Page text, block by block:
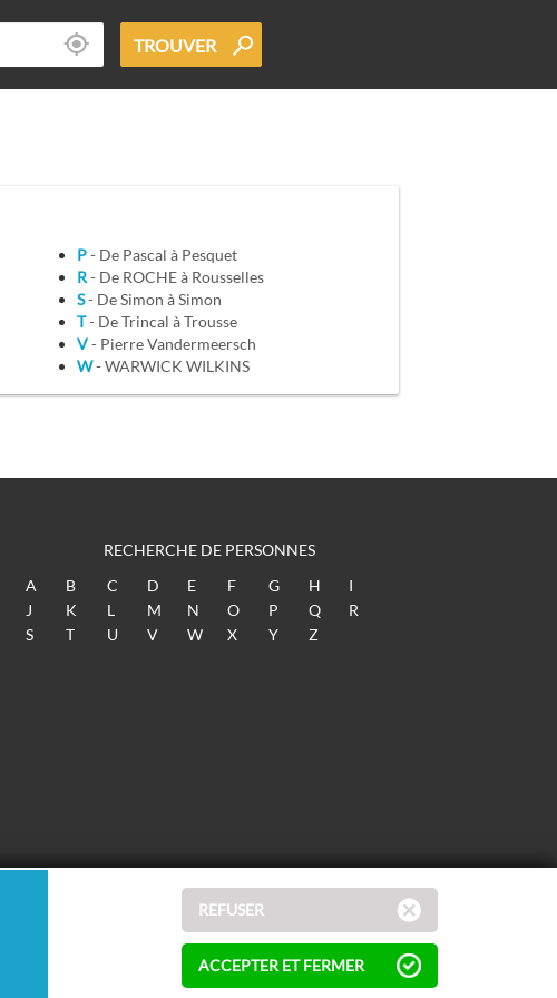
TROUVER
P
- De Pascal à Pesquet
R
- De ROCHE à Rousselles
S
- De Simon à Simon
T
- De Trincal à Trousse
V
- Pierre Vandermeersch
W
- WARWICK WILKINS
RECHERCHE DE PERSONNES
A
B C D E F G H
I
J
K L M N O P Q
R
S
T U V W X Y Z
REFUSER
ACCEPTER ET FERMER